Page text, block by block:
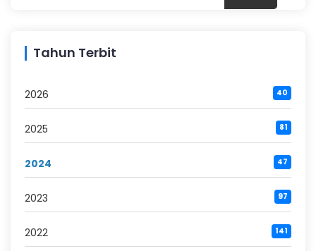
Tahun Terbit
2026 40
2025 81
2024 47
2023 97
2022 141